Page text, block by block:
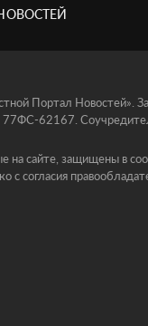
Портал Новостей».
62167.
сайте, защищены в
с согласия